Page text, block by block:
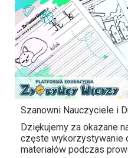
Szanowni Nauczyciele i
Dziękujemy za okazane
częste wykorzystywanie
materiałów podczas